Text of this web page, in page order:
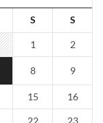
S S
1 2
8 9
15 16
22 23